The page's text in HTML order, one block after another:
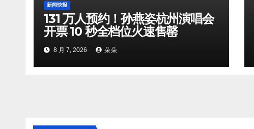
新闻快报
131 万人预约！孙燕姿杭州演唱会
开票 10 秒全档位火速售罄
8 月 7, 2026 朵朵